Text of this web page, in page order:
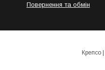
Повернення та обмін
Крепсо |